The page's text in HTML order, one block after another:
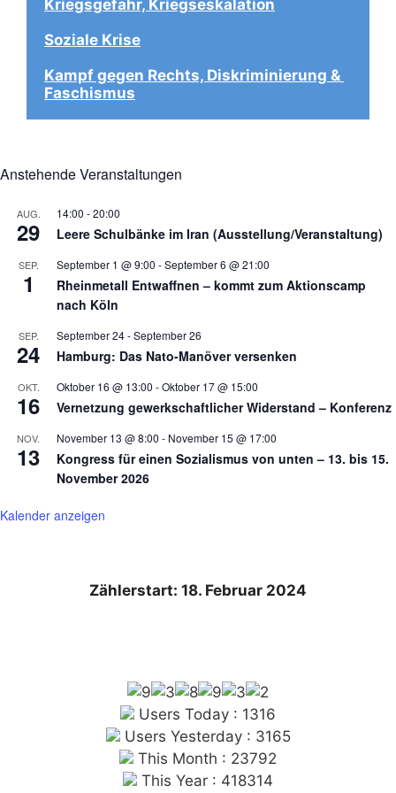
Kriegsgefahr, Kriegseskalation
Soziale Krise
Kampf gegen Rechts, Diskriminierung &
Faschismus
Anstehende Veranstaltungen
AUG.
29
14:00 -20:00
Leere Schulbänke im Iran (Ausstellung/Veranstaltung)
SEP.
1
September 1 @ 9:00 -September 6 @ 21:00
Rheinmetall Entwaffnen – kommt zum Aktionscamp
nach Köln
SEP.
24
September 24-September 26
Hamburg: Das Nato-Manöver versenken
OKT.
16
Oktober 16 @ 13:00 -Oktober 17 @ 15:00
Vernetzung gewerkschaftlicher Widerstand – Konferenz
NOV.
13
November 13 @ 8:00 - November 15 @ 17:00
Kongress für einen Sozialismus von unten – 13. bis 15.
November 2026
Kalender anzeigen
Zählerstart: 18. Februar 2024
Users Today : 1316
Users Yesterday : 3165
This Month : 23792
This Year : 418314